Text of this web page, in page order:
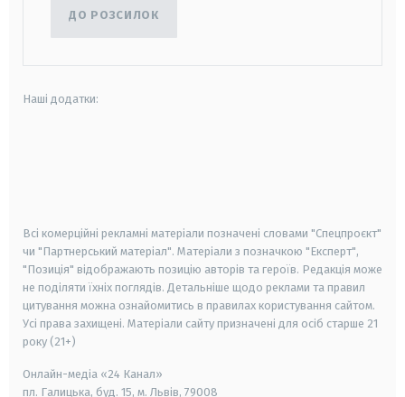
ДО РОЗСИЛОК
Наші додатки:
Всі комерційні рекламні матеріали позначені словами "Спецпроєкт"
чи "Партнерський матеріал". Матеріали з позначкою "Експерт",
"Позиція" відображають позицію авторів та героїв. Редакція може
не поділяти їхніх поглядів. Детальніше щодо реклами та правил
цитування можна ознайомитись в правилах користування сайтом.
Усі права захищені. Матеріали сайту призначені для осіб старше 21
року (21+)
Онлайн-медіа «24 Канал»
пл. Галицька, буд. 15, м. Львів, 79008